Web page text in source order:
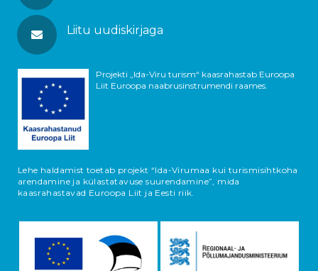
Liitu uudiskirjaga
Projekti „Ida-Viru turism“ kaasrahastab Euroopa
Liit Euroopa naabrusinstrumendi raames.
Lehe haldamist toetab projekt “Ida-Virumaa kui turismisihtkoha
arendamine ja külastatavuse suurendamine”, mida
kaasrahastavad Euroopa Liit ja Eesti riik.